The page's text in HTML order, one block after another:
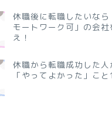
休職後に転職したいなら
モートワーク可」の会社
え！
休職から転職成功した人
「やってよかった」こ